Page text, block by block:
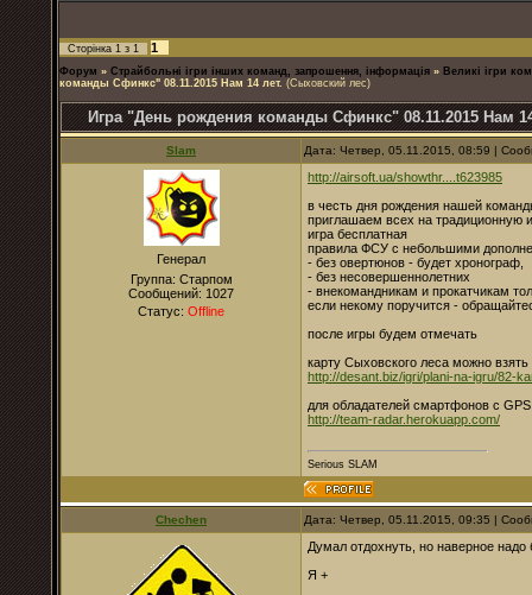
Сторінка 1 з 1 1
Форум » Страйбольні ігри інших команд, запрошення, інформація » Великі ігри
команды Сфинкс" 08.11.2015 Нам 14 лет. (Сыховский лес)
Игра "День рождения команды Сфинкс" 08.11.2015 Нам
Slam Дата: Четвер, 05.11.2015, 08:59 |
Генерал
Группа: Старпом
Сообщений: 1027
Статус: Offline
http://airsoft.ua/showthr....t623985
в честь дня рождения нашей
приглашаем всех на традиционную
игра бесплатная
правила ФСУ с небольшими
- без овертюнов - будет хронограф,
- без несовершеннолетних
- внекомандникам и прокатчикам
если некому поручится -
после игры будем отмечать
карту Сыховского леса можно взять
http://desant.biz/igri/plani-na-igru/82-
для обладателей смартфонов с
http://team-radar.herokuapp.com/
Serious SLAM
Chechen Дата: Четвер, 05.11.2015, 09:35 |
Думал отдохнуть, но наверное надо
Я +